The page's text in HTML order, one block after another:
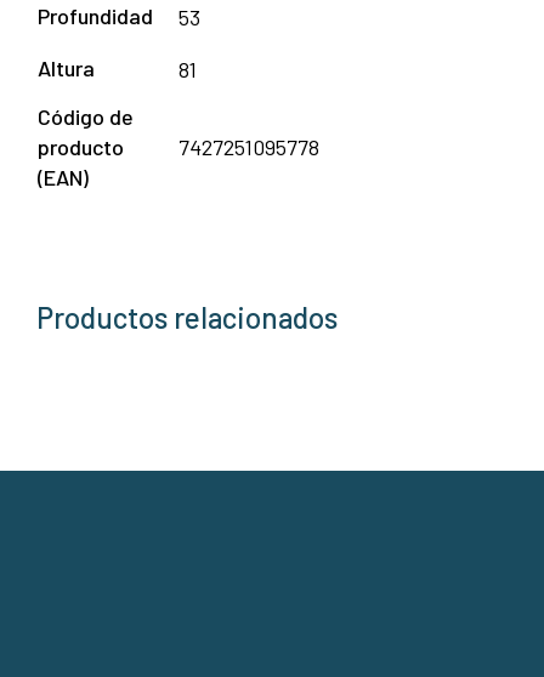
Profundidad
53
Altura
81
Código de
producto
(EAN)
7427251095778
Productos relacionados